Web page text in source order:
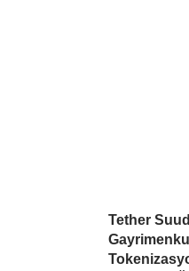
Tether
Gayrimenkul